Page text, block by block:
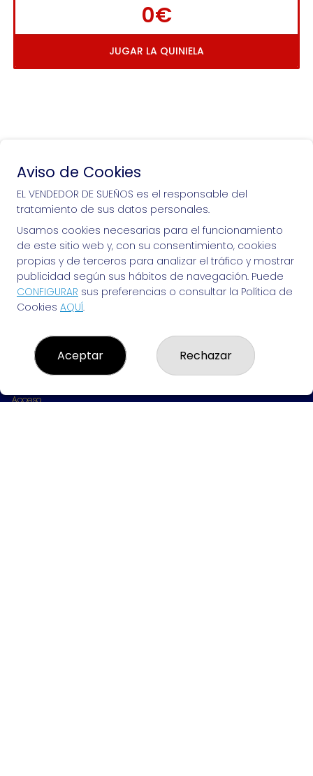
0€
JUGAR LA QUINIELA
Si puedes soñarlo, puedes hacerlo, ¡mucha
suerte!
EL VENDEDOR DE SUEÑOS
¿Quiénes somos?
Resultados
Contacto
Empresas
Acceso
Aviso de Cookies
EL VENDEDOR DE SUEÑOS es el responsable del
tratamiento de sus datos personales.
Usamos cookies necesarias para el funcionamiento
de este sitio web y, con su consentimiento, cookies
propias y de terceros para analizar el tráfico y mostrar
publicidad según sus hábitos de navegación. Puede
CONFIGURAR sus preferencias o consultar la Política de
Cookies AQUÍ.
Aceptar Rechazar